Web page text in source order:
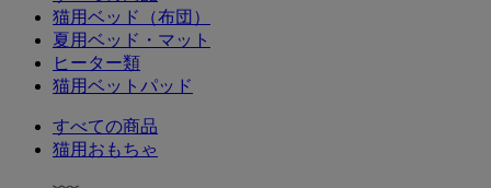
猫用ベッド（布団）
夏用ベッド・マット
ヒーター類
猫用ベットパッド
すべての商品
猫用おもちゃ